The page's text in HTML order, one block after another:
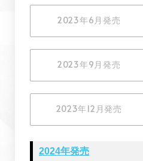
2023年6月発売
2023年9月発売
2023年12月発売
2024年発売